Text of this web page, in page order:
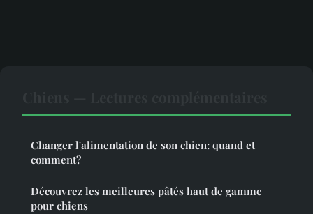
Changer l'alimentation de son chien: quand et
comment?
Découvrez les meilleures pâtés haut de gamme
pour chiens